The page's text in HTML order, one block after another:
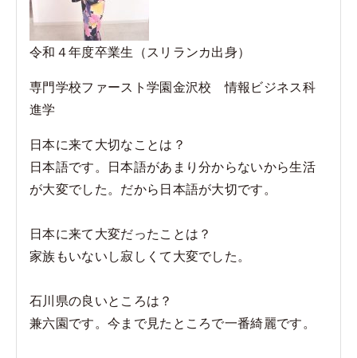
令和４年度卒業生（スリランカ出身）
専門学校ファースト学園金沢校 情報ビジネス科
進学
日本に来て大切なことは？
日本語です。日本語があまり分からないから生活
が大変でした。だから日本語が大切です。
日本に来て大変だったことは？
家族もいないし寂しくて大変でした。
石川県の良いところは？
兼六園です。今まで見たところで一番綺麗です。